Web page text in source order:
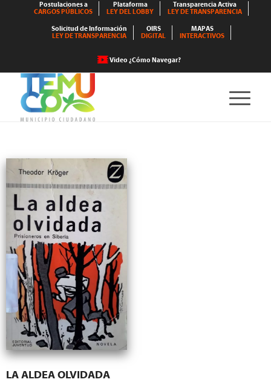
Postulaciones a
CARGOS PÚBLICOS
Plataforma
LEY DEL LOBBY
Transparencia Activa
LEY DE TRANSPARENCIA
Solicitud de Información
LEY DE TRANSPARENCIA
OIRS
DIGITAL
MAPAS
INTERACTIVOS
Video ¿Cómo Navegar?
LA ALDEA OLVIDADA